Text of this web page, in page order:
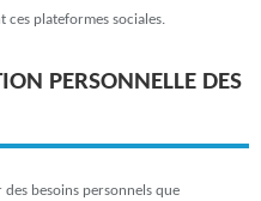
ces plateformes sociales.
PERSONNELLE DES
des besoins personnels que